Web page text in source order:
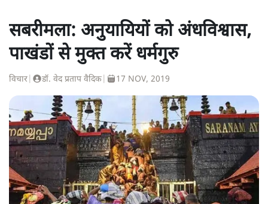
सबरीमला: अनुयायियों को अंधविश्वास,
पाखंडों से मुक्त करें धर्मगुरु
विचार डॉ. वेद प्रताप वैदिक 17 NOV, 2019